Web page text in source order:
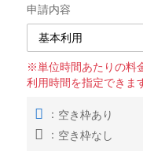
申請内容
※単位時間あたりの料
利用時間を指定できま
： 空き枠あり
： 空き枠なし